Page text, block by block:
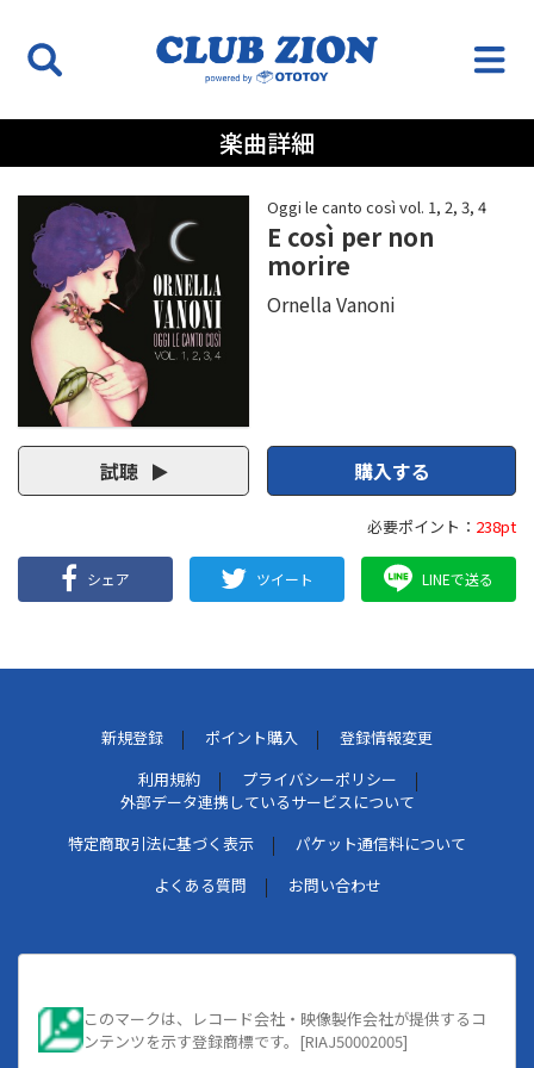
楽曲詳細
Oggi le canto così vol. 1, 2, 3, 4
E così per non
morire
Ornella Vanoni
試聴 購入する
必要ポイント： 238pt
シェア ツイート LINEで送る
新規登録 ポイント購入
登録情報変更
利用規約
プライバシーポリシー
外部データ連携しているサービスについて
特定商取引法に基づく表示
パケット通信料について
よくある質問
お問い合わせ
このマークは、レコード会社・映像製作会社が提供するコ
ンテンツを示す登録商標です。[RIAJ50002005]